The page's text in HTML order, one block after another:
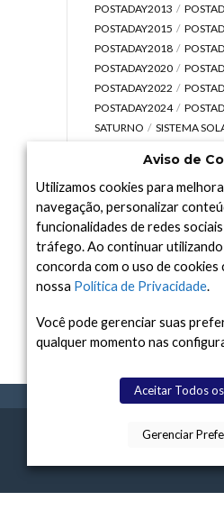
POSTADAY2013
POSTADAY2015
POSTADAY2018
POSTADAY2020
POSTADAY2022
POSTADAY2024
SATURNO
SISTEMA
UNIVERSO
VÍDEO
Arquivo
Arquivo
TERMOS
Aviso de
Utilizamos cookies para
navegação, personalizar
funcionalidades de redes
tráfego. Ao continuar
concorda com o uso de
nossa Política de Privacidade.
Você pode gerenciar suas
qualquer momento nas
Aceitar Todos
Gerenciar